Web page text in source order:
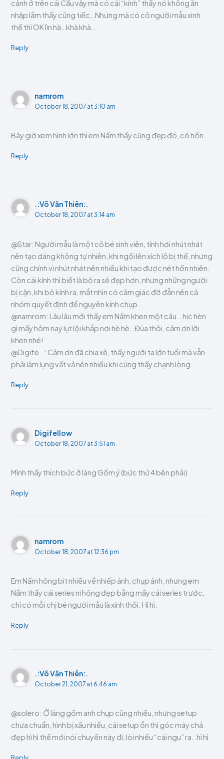
cảnh ở trên cái Cầu vậy mà có cái “kính” thấy nó không ăn
nhập lắm thấy cũng tiếc…Nhưng mà có cô người mẫu xinh
thế thì OK lìn hà…khà khà…
Reply
namrom
October 18, 2007 at 3:10 am
Bây giờ xem hình lớn thì em Nấm thấy cũng đẹp đó, có hồn…
Reply
.:Võ Văn Thiên:.
October 18, 2007 at 3:14 am
@Star: Người mẫu là một cô bé sinh viên, tính hơi nhút nhát
nên tạo dáng không tự nhiên, khi ngồi lên xích lô bị thế, nhưng
cũng chính vì nhút nhát nên nhiều khi tạo được nét hồn nhiên.
Còn cái kính thì biết là bỏ ra sẽ đẹp hơn, nhưng những người
bị cận, khi bỏ kính ra, mắt nhìn có cảm giác đờ đẫn nên cả
nhóm quyết định để nguyên kính chụp.
@namrom: Lâu lâu mới thấy em Nấm khen một câu.. hic hèn
gì mấy hôm nay lụt lội khắp nơi hè hè..Đùa thôi, cảm ơn lời
khen nhé!
@Digife..: Cảm ơn đã chia xẻ, thấy người ta lớn tuổi mà vẫn
phải làm lụng vất vả nên nhiều khi cũng thấy chạnh lòng.
Reply
Digifellow
October 18, 2007 at 3:51 am
Mình thấy thích bức ở làng Gốm ý (bức thứ 4 bên phải)
Reply
namrom
October 18, 2007 at 12:36 pm
Em Nấm hông bit nhiều về nhiếp ảnh, chụp ảnh, nhưng em
Nấm thấy cái series ni hông đẹp bằng mấy cái series trước,
chỉ có mỗi chị bé người mẫu là xinh thôi. Hì hì.
Reply
.:Võ Văn Thiên:.
October 21, 2007 at 6:46 am
@solero: Ở làng gốm anh chụp cũng nhiều, nhưng setup
chưa chuẩn, hình bị xấu nhiều, cái setup ổn thì góc máy chả
đẹp hì hì thế mới nói chuyến này đi, lòi nhiều “cái ngu” ra..hì hì